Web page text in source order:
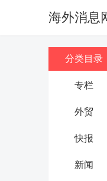
海外消息
分类目录
专栏
外贸
快报
新闻